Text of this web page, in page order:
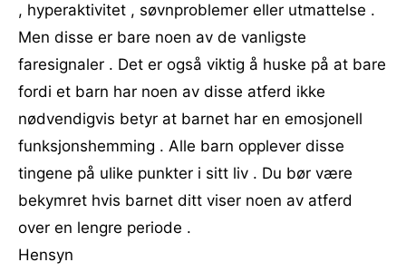
, hyperaktivitet , søvnproblemer eller utmattelse .
Men disse er bare noen av de vanligste
faresignaler . Det er også viktig å huske på at bare
fordi et barn har noen av disse atferd ikke
nødvendigvis betyr at barnet har en emosjonell
funksjonshemming . Alle barn opplever disse
tingene på ulike punkter i sitt liv . Du bør være
bekymret hvis barnet ditt viser noen av atferd
over en lengre periode .
Hensyn